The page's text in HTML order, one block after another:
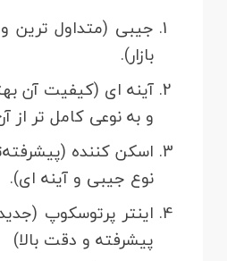
جیبی (متداول ترین
بازار).
آینه ای (کیفیت آن
و به نوعی کامل تر از
اسکن کننده
نوع جیبی و آینه ای).
اینتر پرتوسکوپ
پیشرفته و دقت بالا)